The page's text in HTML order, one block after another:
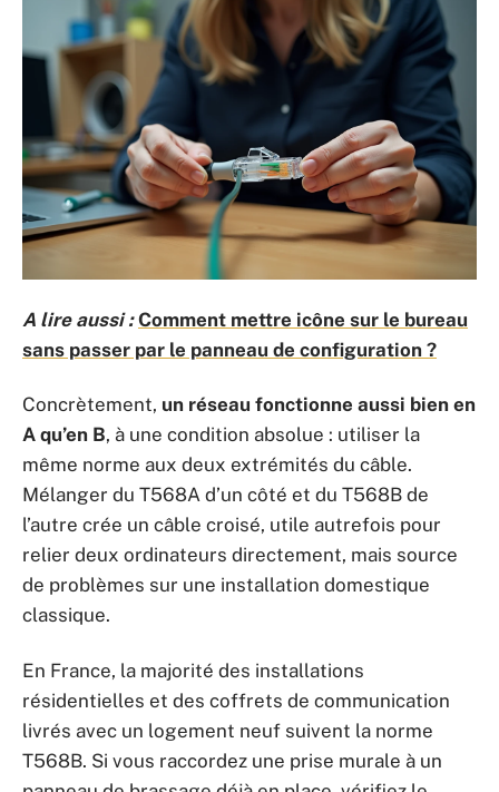
A lire aussi : Comment mettre icône sur le bureau
sans passer par le panneau de configuration ?
Concrètement, un réseau fonctionne aussi bien en
A qu’en B, à une condition absolue : utiliser la
même norme aux deux extrémités du câble.
Mélanger du T568A d’un côté et du T568B de
l’autre crée un câble croisé, utile autrefois pour
relier deux ordinateurs directement, mais source
de problèmes sur une installation domestique
classique.
En France, la majorité des installations
résidentielles et des coffrets de communication
livrés avec un logement neuf suivent la norme
T568B. Si vous raccordez une prise murale à un